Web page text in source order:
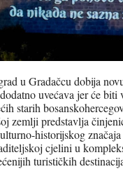
u Gradačcu dobija
uvećava jer će
starih
zemlji predstavlja
historijskog
cjelini u
turističkih